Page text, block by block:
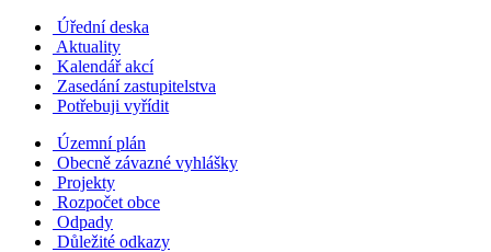
Úřední deska
Aktuality
Kalendář akcí
Zasedání zastupitelstva
Potřebuji vyřídit
Územní plán
Obecně závazné vyhlášky
Projekty
Rozpočet obce
Odpady
Důležité odkazy